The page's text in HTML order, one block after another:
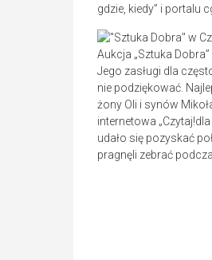
gdzie, kiedy” i portalu
Aukcja „Sztuka
Jego zasługi dla
nie podziękować.
żony Oli i synów
internetowa
udało się pozyskać
pragnęli zebrać